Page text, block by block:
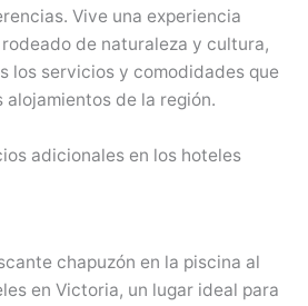
Vive una experiencia
de naturaleza y cultura,
los servicios y comodidades que
de la región.
adicionales en los hoteles
chapuzón en la piscina al
en Victoria, un lugar ideal para